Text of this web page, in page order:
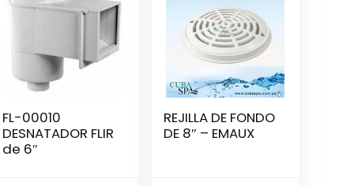
FL-00010
DESNATADOR FLIR
de 6″
REJILLA DE FONDO
DE 8″ – EMAUX